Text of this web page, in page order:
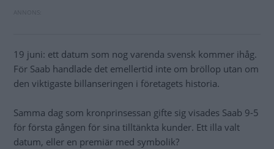
19 juni: ett datum som nog varenda svensk kommer ihåg.
För Saab handlade det emellertid inte om bröllop utan om
den viktigaste billanseringen i företagets historia.
Samma dag som kronprinsessan gifte sig visades Saab 9-5
för första gången för sina tilltänkta kunder. Ett illa valt
datum, eller en premiär med symbolik?